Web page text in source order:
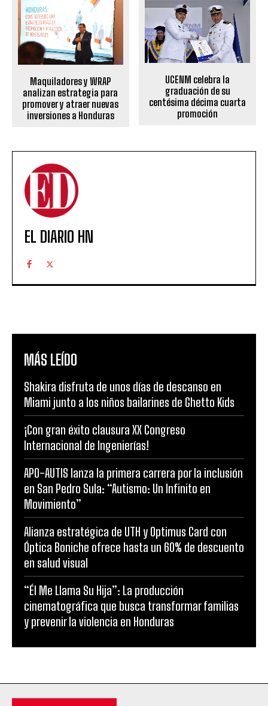
Maquiladores y WRAP
analizan estrategia para
promover y atraer nuevas
inversiones a Honduras
UCENM celebra la
graduación de su
centésima décima cuarta
promoción
EL DIARIO HN
MÁS LEÍDO
Shakira disfruta de unos días de descanso en
Miami junto a los niños bailarines de Ghetto Kids
¡Con gran éxito clausura XX Congreso
Internacional de Ingenierías!
APO-AUTIS lanza la primera carrera por la inclusión
en San Pedro Sula: “Autismo: Un Infinito en
Movimiento”
Alianza estratégica de UTH y Optimus Card con
Óptica Boniche ofrece hasta un 60% de descuento
en salud visual
“Él Me Llama Su Hija”: La producción
cinematográfica que busca transformar familias
y prevenir la violencia en Honduras